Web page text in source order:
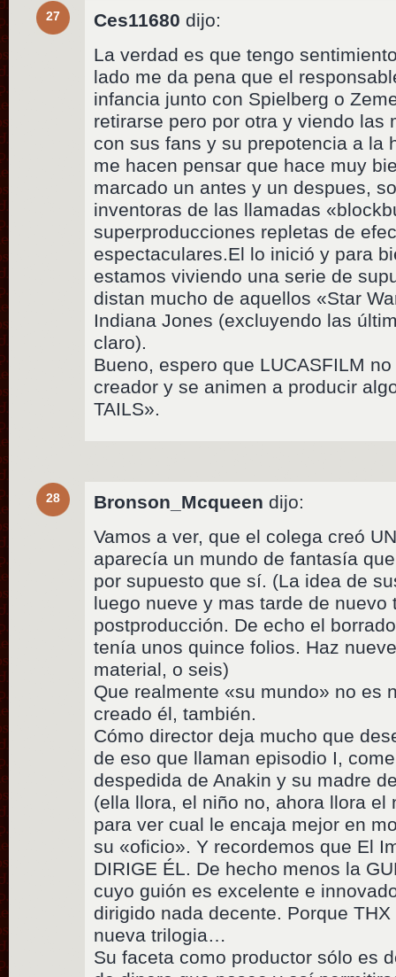
27 Ces11680 dijo:
La verdad es que tengo
lado me da pena que el
infancia junto con Spielberg o
retirarse pero por otra y viendo las
con sus fans y su prepotencia a la
me hacen pensar que hace muy
marcado un antes y un despues,
inventoras de las llamadas
superproducciones repletas de
espectaculares.El lo inició y para
estamos viviendo una serie de
distan mucho de aquellos «Star
Indiana Jones (excluyendo las
claro).
Bueno, espero que LUCASFILM
creador y se animen a producir
TAILS».
28 Bronson_Mcqueen dijo:
Vamos a ver, que el colega creó
aparecía un mundo de fantasía
por supuesto que sí. (La idea de
luego nueve y mas tarde de
postproducción. De echo el
tenía unos quince folios. Haz
material, o seis)
Que realmente «su mundo» no es
creado él, también.
Cómo director deja mucho que
de eso que llaman episodio I,
despedida de Anakin y su madre
(ella llora, el niño no, ahora llora el
para ver cual le encaja mejor en
su «oficio». Y recordemos que El
DIRIGE ÉL. De hecho menos la
cuyo guión es excelente e
dirigido nada decente. Porque
nueva trilogia…
Su faceta como productor sólo es